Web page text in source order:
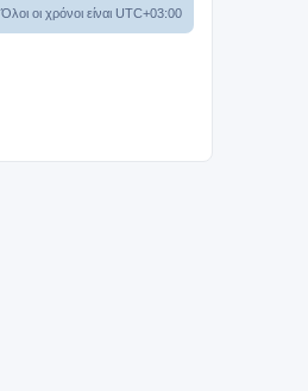
Όλοι οι χρόνοι είναι UTC+03:00